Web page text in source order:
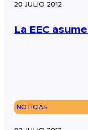
20 JULIO 2012
La EEC
NOTICIAS